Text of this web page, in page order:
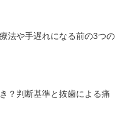
法や手遅れになる前の3つの
？判断基準と抜歯による痛